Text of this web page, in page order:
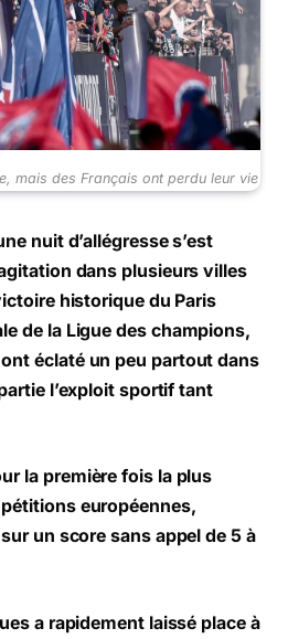
mais des Français ont perdu leur vie
nuit d’allégresse s’est
dans plusieurs villes
historique du Paris
de la Ligue des champions,
éclaté un peu partout dans
l’exploit sportif tant
la première fois la plus
européennes,
un score sans appel de 5 à
a rapidement laissé place à